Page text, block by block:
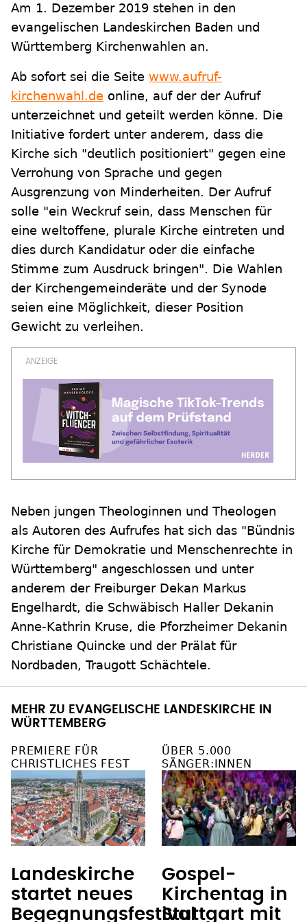
Am 1. Dezember 2019 stehen in den
evangelischen Landeskirchen Baden und
Württemberg Kirchenwahlen an.
Ab sofort sei die Seite www.aufruf-
kirchenwahl.de online, auf der der Aufruf
unterzeichnet und geteilt werden könne. Die
Initiative fordert unter anderem, dass die
Kirche sich "deutlich positioniert" gegen eine
Verrohung von Sprache und gegen
Ausgrenzung von Minderheiten. Der Aufruf
solle "ein Weckruf sein, dass Menschen für
eine weltoffene, plurale Kirche eintreten und
dies durch Kandidatur oder die einfache
Stimme zum Ausdruck bringen". Die Wahlen
der Kirchengemeinderäte und der Synode
seien eine Möglichkeit, dieser Position
Gewicht zu verleihen.
Neben jungen Theologinnen und Theologen
als Autoren des Aufrufes hat sich das "Bündnis
Kirche für Demokratie und Menschenrechte in
Württemberg" angeschlossen und unter
anderem der Freiburger Dekan Markus
Engelhardt, die Schwäbisch Haller Dekanin
Anne-Kathrin Kruse, die Pforzheimer Dekanin
Christiane Quincke und der Prälat für
Nordbaden, Traugott Schächtele.
MEHR ZU EVANGELISCHE LANDESKIRCHE IN
WÜRTTEMBERG
PREMIERE FÜR
CHRISTLICHES FEST
Landeskirche
startet neues
Begegnungsfestival
ÜBER 5.000
SÄNGER:INNEN
Gospel-
Kirchentag in
Stuttgart mit